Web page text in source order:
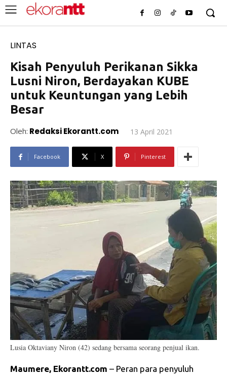
LINTAS
Kisah Penyuluh Perikanan Sikka
Lusni Niron, Berdayakan KUBE
untuk Keuntungan yang Lebih
Besar
Oleh: Redaksi Ekorantt.com 13 April 2021
Facebook X Pinterest
Lusia Oktaviany Niron (42) sedang bersama seorang penjual ikan.
Maumere, Ekorantt.com – Peran para penyuluh